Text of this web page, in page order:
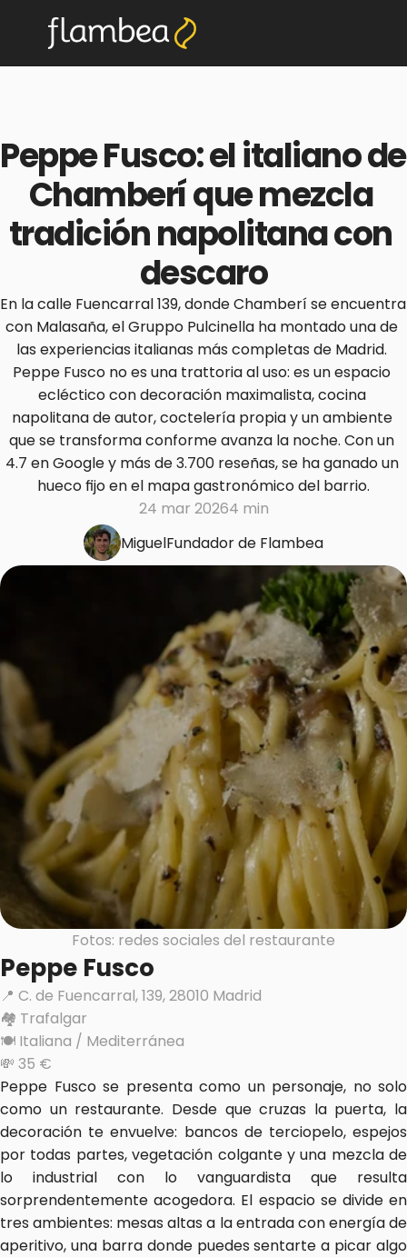
Peppe Fusco: el italiano de
Chamberí que mezcla
tradición napolitana con
descaro
En la calle Fuencarral 139, donde Chamberí se encuentra
con Malasaña, el Gruppo Pulcinella ha montado una de
las experiencias italianas más completas de Madrid.
Peppe Fusco no es una trattoria al uso: es un espacio
ecléctico con decoración maximalista, cocina
napolitana de autor, coctelería propia y un ambiente
que se transforma conforme avanza la noche. Con un
4.7 en Google y más de 3.700 reseñas, se ha ganado un
hueco fijo en el mapa gastronómico del barrio.
24 mar 20264 min
MiguelFundador de Flambea
Fotos: redes sociales del restaurante
Peppe Fusco
📍 C. de Fuencarral, 139, 28010 Madrid
🏘️ Trafalgar
🍽️ Italiana / Mediterránea
💸 35 €
Peppe Fusco se presenta como un personaje, no solo
como un restaurante. Desde que cruzas la puerta, la
decoración te envuelve: bancos de terciopelo, espejos
por todas partes, vegetación colgante y una mezcla de
lo industrial con lo vanguardista que resulta
sorprendentemente acogedora. El espacio se divide en
tres ambientes: mesas altas a la entrada con energía de
aperitivo, una barra donde puedes sentarte a picar algo